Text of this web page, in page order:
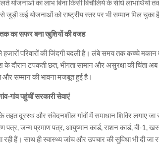
का लाभ बिना किसी बिचौलिये के सीधे लाभार्थियों
कई योजनाओं को राष्ट्रीय स्तर पर भी सम्मान मिल चुका
का सफर बना खुशियों की वजह
परिवारों की जिंदगी बदली है। लंबे समय तक कच्चे मकान
के दौरान टपकती छत, भीगता सामान और असुरक्षा की चिंता
और सम्मान की भावना मजबूत हुई है।
गांव पहुंचीं सरकारी सेवाएं
तहत दूरस्थ और संवेदनशील गांवों में समाधान शिविर लगाए जा
पत्र, जन्म प्रमाण पत्र, आयुष्मान कार्ड, राशन कार्ड, बी-1,
हैं। साथ ही स्वास्थ्य जांच और उपचार की सुविधा भी दी जा